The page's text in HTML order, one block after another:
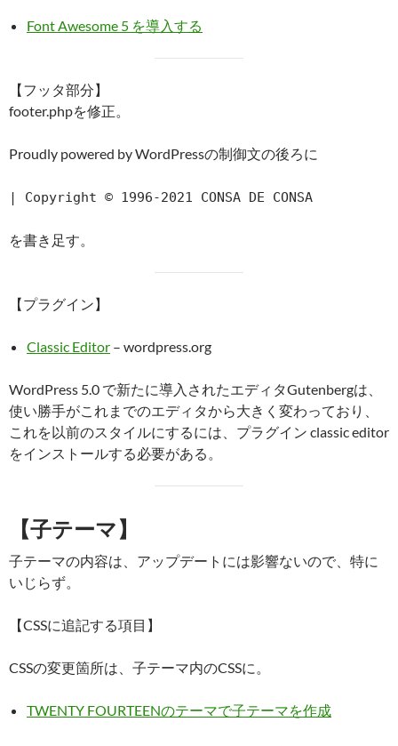
Font Awesome 5 を導入する
【フッタ部分】
footer.phpを修正。
Proudly powered by WordPressの制御文の後ろに
| Copyright © 1996-2021 CONSA DE CONSA
を書き足す。
【プラグイン】
Classic Editor – wordpress.org
WordPress 5.0 で新たに導入されたエディタGutenbergは、
使い勝手がこれまでのエディタから大きく変わっており、
これを以前のスタイルにするには、プラグイン classic editor
をインストールする必要がある。
【子テーマ】
子テーマの内容は、アップデートには影響ないので、特に
いじらず。
【CSSに追記する項目】
CSSの変更箇所は、子テーマ内のCSSに。
TWENTY FOURTEENのテーマで子テーマを作成